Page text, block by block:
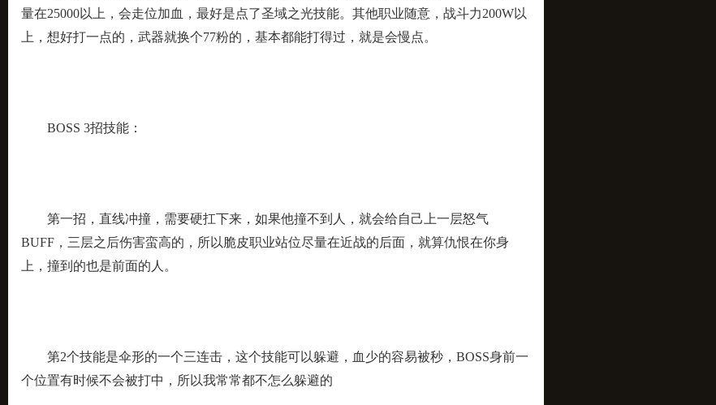
量在25000以上，会走位加血，最好是点了圣域之光技能。其他职业随意，战斗力200W以
上，想好打一点的，武器就换个77粉的，基本都能打得过，就是会慢点。
BOSS 3招技能：
第一招，直线冲撞，需要硬扛下来，如果他撞不到人，就会给自己上一层怒气
BUFF，三层之后伤害蛮高的，所以脆皮职业站位尽量在近战的后面，就算仇恨在你身
上，撞到的也是前面的人。
第2个技能是伞形的一个三连击，这个技能可以躲避，血少的容易被秒，BOSS身前一
个位置有时候不会被打中，所以我常常都不怎么躲避的